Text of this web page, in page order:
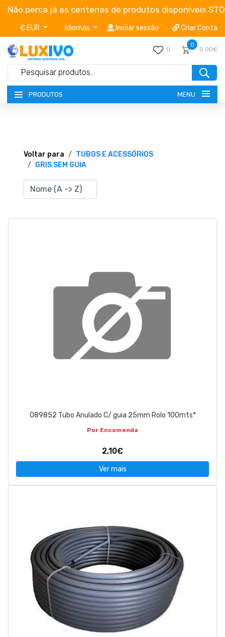
Não perca já as centenas de produtos disponíveis
€ EUR Idiomas Iniciar sessão Criar Conta
0
0
0,00€
PRODUTOS MENU
TERMOS E CONDIÇÕES
geral@luxivo.pt
Voltar para
TUBOS E ACESSÓRIOS
GRIS SEM GUIA
089852 Tubo Anulado C/ guia 25mm Rolo 100mts*
Por Encomenda
2,10€
Ver mais